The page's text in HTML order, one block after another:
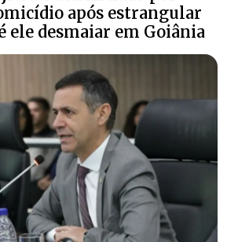
após estrangular
ele desmaiar em Goiânia